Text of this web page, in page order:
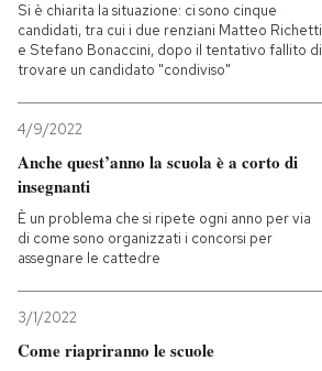
Si è chiarita la situazione: ci sono cinque
candidati, tra cui i due renziani Matteo Richetti
e Stefano Bonaccini, dopo il tentativo fallito di
trovare un candidato "condiviso"
4/9/2022
Anche quest’anno la scuola è a corto di
insegnanti
È un problema che si ripete ogni anno per via
di come sono organizzati i concorsi per
assegnare le cattedre
3/1/2022
Come riapriranno le scuole